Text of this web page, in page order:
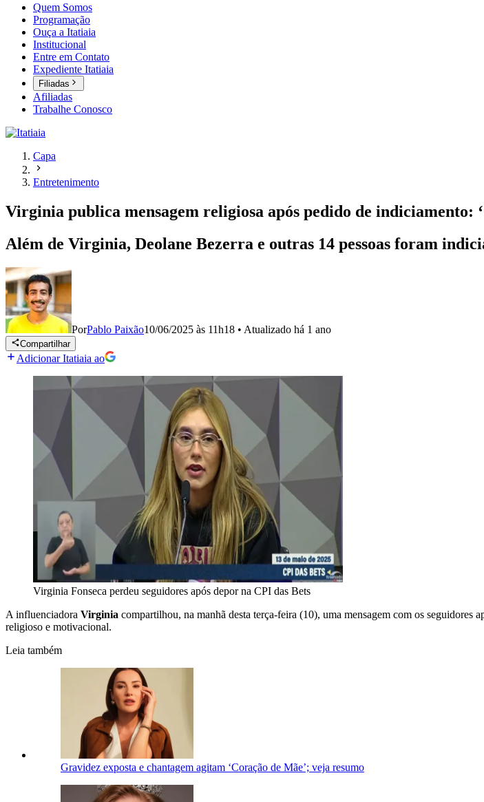
Quem Somos
Programação
Ouça a Itatiaia
Institucional
Entre em Contato
Expediente Itatiaia
Filiadas
Afiliadas
Trabalhe Conosco
Capa
Entretenimento
Virginia publica mensagem religiosa após pedido de indiciamento:
Além de Virginia, Deolane Bezerra e outras 14 pessoas foram
PorPablo Paixão10/06/2025 às 11h18 • Atualizado há 1 ano
Compartilhar
Adicionar Itatiaia ao
Virginia Fonseca perdeu seguidores após depor na CPI das Bets
A influenciadora Virginia compartilhou, na manhã desta terça-feira (10), uma mensagem com os seguidores
religioso e motivacional.
Leia também
Gravidez exposta e chantagem agitam ‘Coração de Mãe’; veja resumo